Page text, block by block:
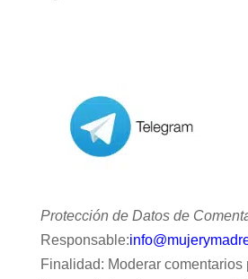
Protección de Datos de
Responsable:
Finalidad: Moderar comentarios